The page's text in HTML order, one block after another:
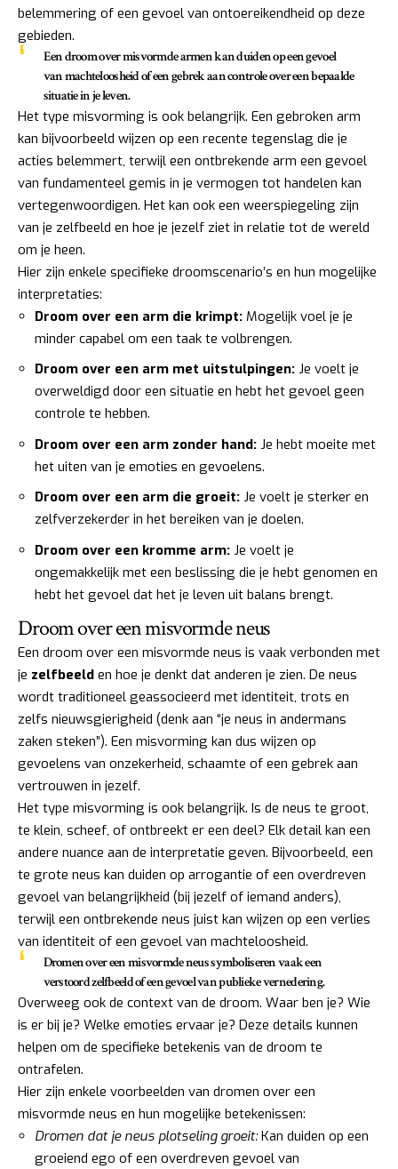
belemmering of een gevoel van ontoereikendheid op deze
gebieden.
Een droom over misvormde armen kan duiden op een gevoel
vanmachteloosheidof een gebrek aan controle over een bepaalde
situatie in je leven.
Het type misvorming is ook belangrijk. Een gebroken arm
kan bijvoorbeeld wijzen op een recente tegenslag die je
acties belemmert, terwijl een ontbrekende arm een gevoel
van fundamenteel gemis in je vermogen tot handelen kan
vertegenwoordigen. Het kan ook een weerspiegeling zijn
van je zelfbeeld en hoe je jezelf ziet in relatie tot de wereld
om je heen.
Hier zijn enkele specifieke droomscenario’s en hun mogelijke
interpretaties:
Droom over een arm die krimpt: Mogelijk voel je je
minder capabel om een taak te volbrengen.
Droom over een arm met uitstulpingen: Je voelt je
overweldigd door een situatie en hebt het gevoel geen
controle te hebben.
Droom over een arm zonder hand: Je hebt moeite met
het uiten van je emoties en gevoelens.
Droom over een arm die groeit: Je voelt je sterker en
zelfverzekerder in het bereiken van je doelen.
Droom over een kromme arm: Je voelt je
ongemakkelijk met een beslissing die je hebt genomen en
hebt het gevoel dat het je leven uit balans brengt.
Droom over een misvormde neus
Een droom over een misvormde neus is vaak verbonden met
je zelfbeeld en hoe je denkt dat anderen je zien. De neus
wordt traditioneel geassocieerd met identiteit, trots en
zelfs nieuwsgierigheid (denk aan “je neus in andermans
zaken steken”). Een misvorming kan dus wijzen op
gevoelens van onzekerheid, schaamte of een gebrek aan
vertrouwen in jezelf.
Het type misvorming is ook belangrijk. Is de neus te groot,
te klein, scheef, of ontbreekt er een deel? Elk detail kan een
andere nuance aan de interpretatie geven. Bijvoorbeeld, een
te grote neus kan duiden op arrogantie of een overdreven
gevoel van belangrijkheid (bij jezelf of iemand anders),
terwijl een ontbrekende neus juist kan wijzen op een verlies
van identiteit of een gevoel van machteloosheid.
Dromen over een misvormde neus symboliseren vaak een
verstoord zelfbeeld of een gevoel van publieke vernedering.
Overweeg ook de context van de droom. Waar ben je? Wie
is er bij je? Welke emoties ervaar je? Deze details kunnen
helpen om de specifieke betekenis van de droom te
ontrafelen.
Hier zijn enkele voorbeelden van dromen over een
misvormde neus en hun mogelijke betekenissen:
Dromen dat je neus plotseling groeit:Kan duiden op een
groeiend ego of een overdreven gevoel van